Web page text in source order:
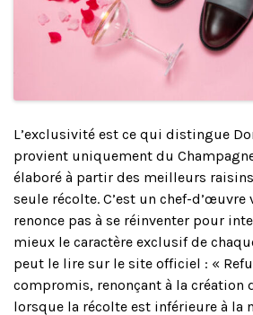
L’exclusivité est ce qui distingue
provient uniquement du
élaboré à partir des meilleurs
seule récolte. C’est un chef-
renonce pas à se réinventer pour
mieux le caractère exclusif de
peut le lire sur le site officiel : «
compromis, renonçant à la création
lorsque la récolte est inférieure à la